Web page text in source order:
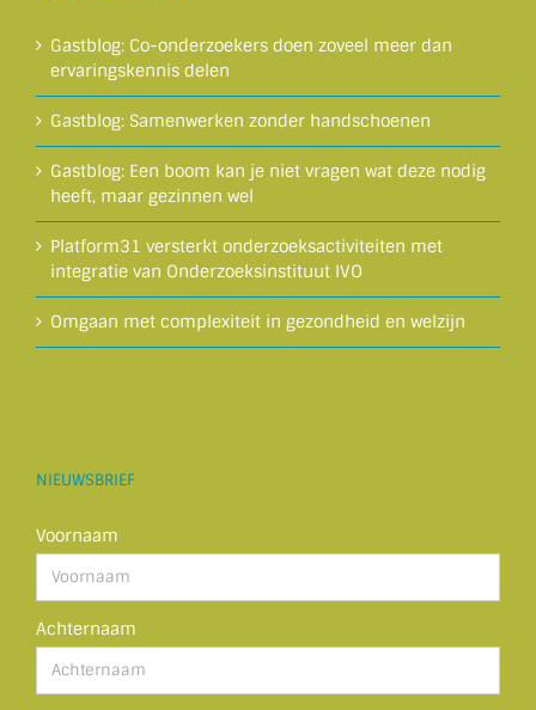
Gastblog: Co-onderzoekers doen zoveel meer dan
ervaringskennis delen
Gastblog: Samenwerken zonder handschoenen
Gastblog: Een boom kan je niet vragen wat deze nodig
heeft, maar gezinnen wel
Platform31 versterkt onderzoeksactiviteiten met
integratie van Onderzoeksinstituut IVO
Omgaan met complexiteit in gezondheid en welzijn
NIEUWSBRIEF
Voornaam
Achternaam